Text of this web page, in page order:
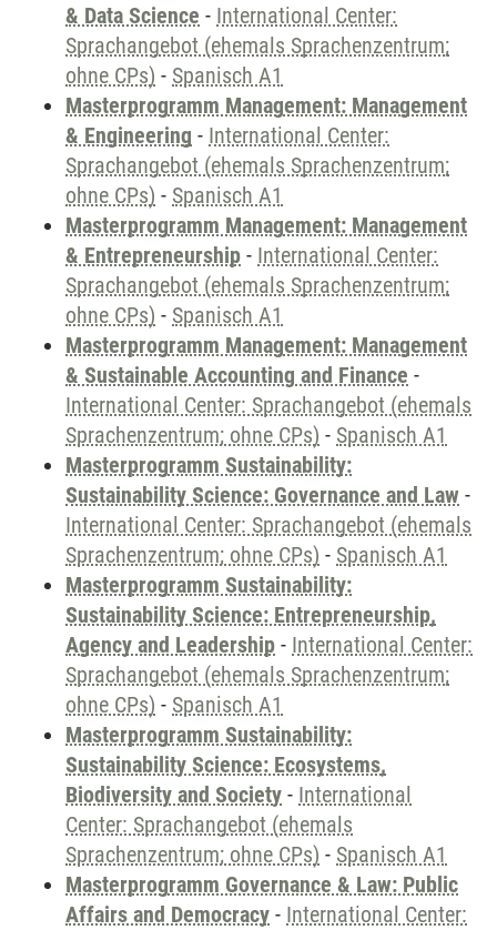
& Data Science - International Center:
Sprachangebot (ehemals Sprachenzentrum;
ohne CPs) - Spanisch A1
Masterprogramm Management: Management
& Engineering - International Center:
Sprachangebot (ehemals Sprachenzentrum;
ohne CPs) - Spanisch A1
Masterprogramm Management: Management
& Entrepreneurship - International Center:
Sprachangebot (ehemals Sprachenzentrum;
ohne CPs) - Spanisch A1
Masterprogramm Management: Management
& Sustainable Accounting and Finance -
International Center: Sprachangebot (ehemals
Sprachenzentrum; ohne CPs) - Spanisch A1
Masterprogramm Sustainability:
Sustainability Science: Governance and Law -
International Center: Sprachangebot (ehemals
Sprachenzentrum; ohne CPs) - Spanisch A1
Masterprogramm Sustainability:
Sustainability Science: Entrepreneurship,
Agency and Leadership - International Center:
Sprachangebot (ehemals Sprachenzentrum;
ohne CPs) - Spanisch A1
Masterprogramm Sustainability:
Sustainability Science: Ecosystems,
Biodiversity and Society - International
Center: Sprachangebot (ehemals
Sprachenzentrum; ohne CPs) - Spanisch A1
Masterprogramm Governance & Law: Public
Affairs and Democracy - International Center: